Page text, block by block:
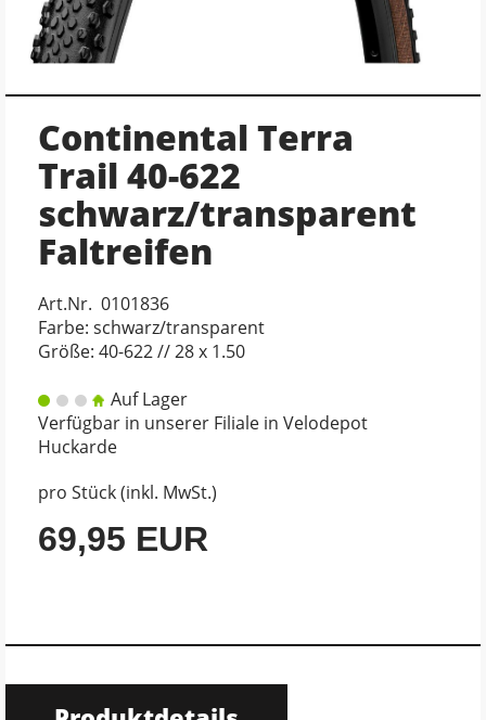
Continental Terra
Trail 40-622
schwarz/transparent
Faltreifen
Art.Nr. 0101836
Farbe: schwarz/transparent
Größe: 40-622 // 28 x 1.50
Auf Lager
Verfügbar in unserer Filiale in Velodepot
Huckarde
pro Stück (inkl. MwSt.)
69,95 EUR